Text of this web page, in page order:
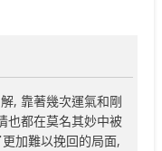
, 靠著幾次運氣和剛
也都在莫名其妙中被
加難以挽回的局面,